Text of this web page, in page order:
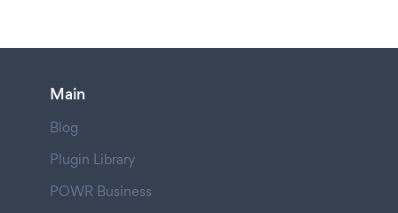
Main
Blog
Plugin Library
POWR Business